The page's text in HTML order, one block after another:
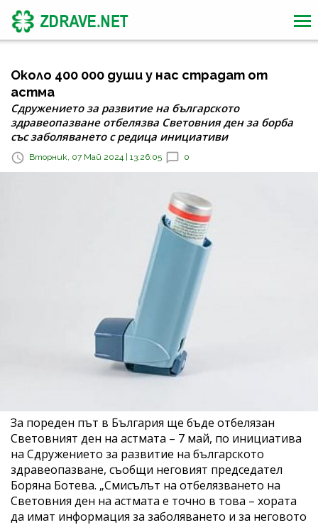
Около 400 000 души у нас страдат от
астма
Сдружението за развитие на българското
здравеопазване отбелязва Световния ден за борба
със заболяването с редица инициативи
Вторник, 07 Май 2024 | 13:26:05 0
За пореден път в България ще бъде отбелязан
Световният ден на астмата – 7 май, по инициатива
на Сдружението за развитие на българското
здравеопазване, съобщи неговият председател
Боряна Ботева. „Смисълът на отбелязването на
Световния ден на астмата е точно в това – хората
да имат информация за заболяването и за неговото